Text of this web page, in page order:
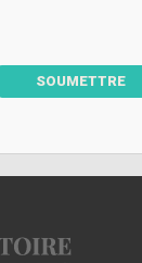
SOUMETTRE